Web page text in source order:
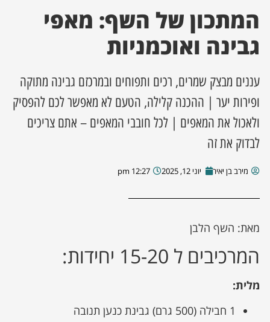
מסע מלחמה
השבוע
מקומית
המתכון של השף: מאפי
גבינה ואוכמניות
עננים מבצק שמרים, רכים ותפוחים ובמרכזם גבינה מתוקה
ופירות יער | ההכנה קלילה, הטעם לא מאפשר לכם להפסיק
ולאכול את המאפים | לכל חובבי המאפים – אתם צריכים
לבדוק את זה
מירב בן יאיר יוני 12, 2025 12:27 pm
מאת: השף הלבן
המרכיבים ל 15-20 יחידות:
מלית:
1 חבילה (500 גרם) גבינת כנען תנובה